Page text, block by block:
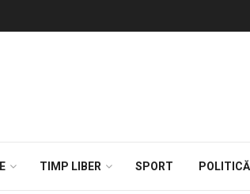
TIMP LIBER SPORT POLITICĂ